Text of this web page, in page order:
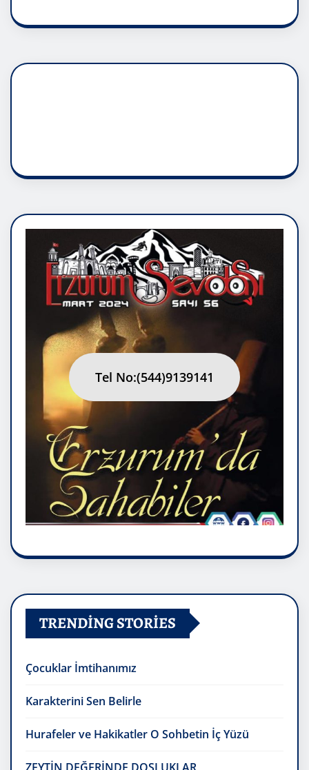
Tel No:(544)9139141
TRENDING STORIES
Çocuklar İmtihanımız
Karakterini Sen Belirle
Hurafeler ve Hakikatler O Sohbetin İç Yüzü
ZEYTİN DEĞERİNDE DOSLUKLAR